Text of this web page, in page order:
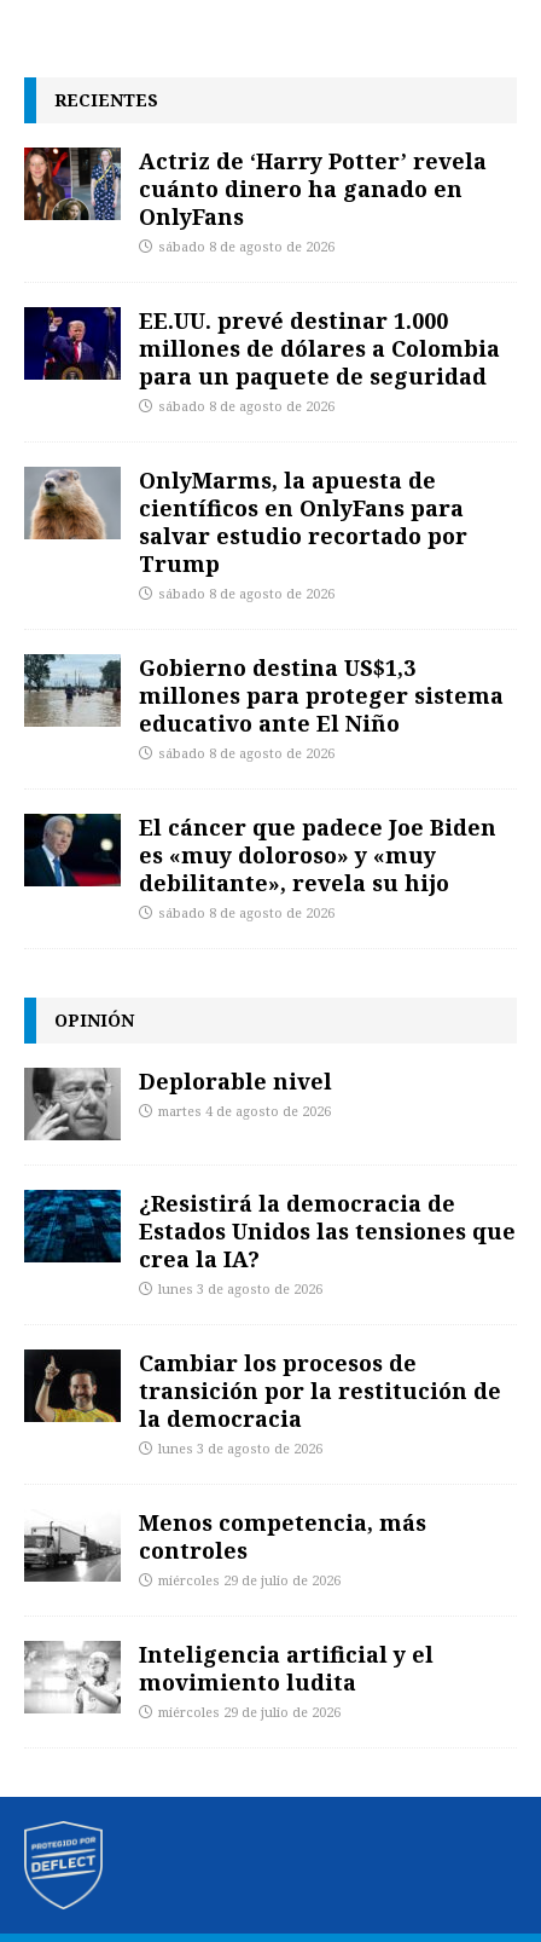
RECIENTES
Actriz de ‘Harry Potter’ revela
cuánto dinero ha ganado en
OnlyFans
sábado 8 de agosto de 2026
EE.UU. prevé destinar 1.000
millones de dólares a Colombia
para un paquete de seguridad
sábado 8 de agosto de 2026
OnlyMarms, la apuesta de
científicos en OnlyFans para
salvar estudio recortado por
Trump
sábado 8 de agosto de 2026
Gobierno destina US$1,3
millones para proteger sistema
educativo ante El Niño
sábado 8 de agosto de 2026
El cáncer que padece Joe Biden
es «muy doloroso» y «muy
debilitante», revela su hijo
sábado 8 de agosto de 2026
OPINIÓN
Deplorable nivel
martes 4 de agosto de 2026
¿Resistirá la democracia de
Estados Unidos las tensiones que
crea la IA?
lunes 3 de agosto de 2026
Cambiar los procesos de
transición por la restitución de
la democracia
lunes 3 de agosto de 2026
Menos competencia, más
controles
miércoles 29 de julio de 2026
Inteligencia artificial y el
movimiento ludita
miércoles 29 de julio de 2026